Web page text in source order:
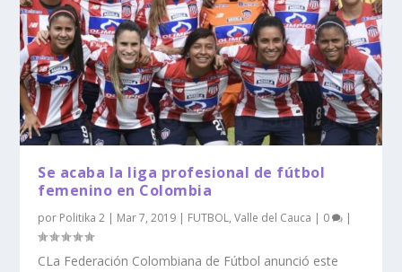
Se acaba la liga profesional de fútbol
femenino en Colombia
por Politika 2 | Mar 7, 2019 | FUTBOL,Valle del Cauca | 0 |
CLa Federación Colombiana de Fútbol anunció este